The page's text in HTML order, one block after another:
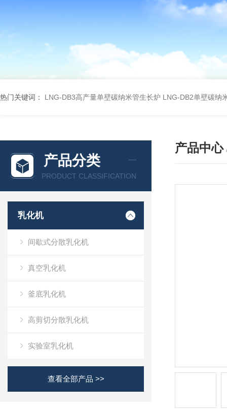
热门关键词： LNG-DB3高产量单壁碳纳米管生长炉 LNG-DB2单壁碳纳
产品分类
PRODUCT CLASSIFICATION
乳化机
间歇式分散乳化机
真空乳化机
釜底乳化机
高剪切分散乳化机
实验室乳化机
查看全部产品 >>
产品中心